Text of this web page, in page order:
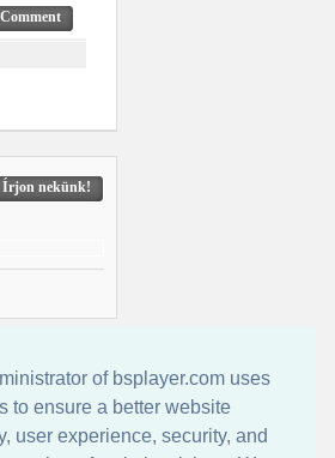
of bsplayer.com uses
to ensure a better website
user experience, security, and
Írjon nekünk!